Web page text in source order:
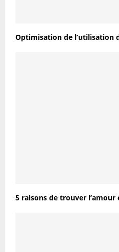
Optimisation de l’utilisation
5 raisons de trouver l’amour